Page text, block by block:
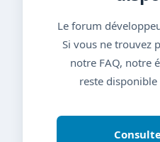
Le forum
Si vous ne trouvez
notre FAQ, notre
reste